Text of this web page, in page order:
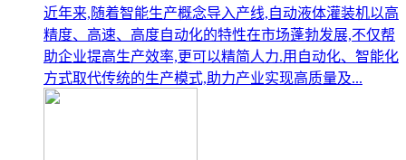
近年来,随着智能生产概念导入产线,自动液体灌装机以高
精度、高速、高度自动化的特性在市场蓬勃发展,不仅帮
助企业提高生产效率,更可以精简人力.用自动化、智能化
方式取代传统的生产模式,助力产业实现高质量及...